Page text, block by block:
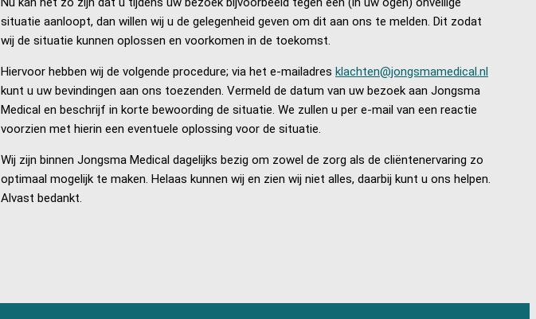
situatie aanloopt, dan willen wij u de gelegenheid geven om dit aan ons te melden. Dit zodat
wij de situatie kunnen oplossen en voorkomen in de toekomst.
Hiervoor hebben wij de volgende procedure; via het e-mailadres klachten@jongsmamedical.nl
kunt u uw bevindingen aan ons toezenden. Vermeld de datum van uw bezoek aan Jongsma
Medical en beschrijf in korte bewoording de situatie. We zullen u per e-mail van een reactie
voorzien met hierin een eventuele oplossing voor de situatie.
Wij zijn binnen Jongsma Medical dagelijks bezig om zowel de zorg als de cliëntenervaring zo
optimaal mogelijk te maken. Helaas kunnen wij en zien wij niet alles, daarbij kunt u ons helpen.
Alvast bedankt.